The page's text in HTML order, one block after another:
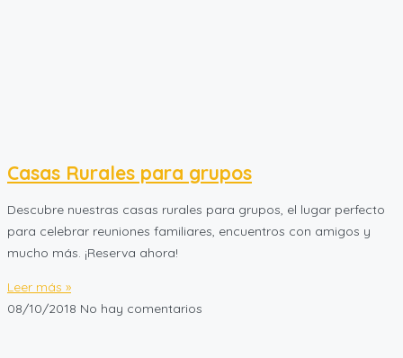
Casas Rurales para grupos
Descubre nuestras casas rurales para grupos, el lugar perfecto
para celebrar reuniones familiares, encuentros con amigos y
mucho más. ¡Reserva ahora!
Leer más »
08/10/2018 No hay comentarios